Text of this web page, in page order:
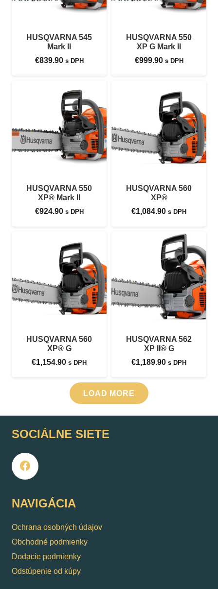
HUSQVARNA 545
Mark II
€839.90 s DPH
HUSQVARNA 550
XP G Mark II
€999.90 s DPH
HUSQVARNA 550
XP® Mark II
€924.90 s DPH
HUSQVARNA 560
XP®
€1,084.90 s DPH
HUSQVARNA 560
XP® G
€1,154.90 s DPH
HUSQVARNA 562
XP II® G
€1,189.90 s DPH
LOAD MORE
SOCIÁLNE SIETE
NAVIGÁCIA
Ochrana osobných údajov
Obchodné podmienky
Dodacie podmienky
Odstúpenie od kúpy